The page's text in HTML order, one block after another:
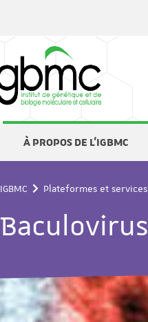
À PROPOS DE L'IGBMC
IGBMC Plateformes et services
Baculovirus